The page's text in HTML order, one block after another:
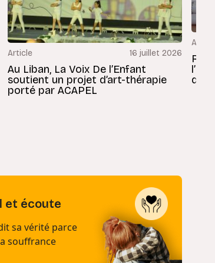
Article 16 juillet 2026
Au Liban, La Voix De l’Enfant
soutient un projet d’art-thérapie
porté par ACAPEL
et écoute
sa vérité parce
souffrance